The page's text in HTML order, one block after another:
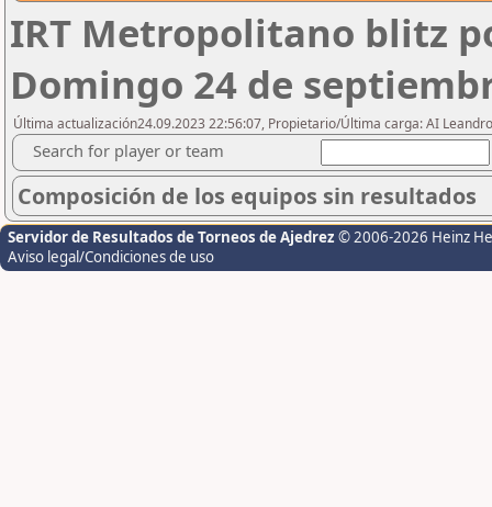
IRT Metropolitano blitz
Domingo 24 de
Última actualización24.09.2023 22:56:07, Propietario/Última carga: AI
Search for player or team
Composición de los equipos sin resultados
Servidor de Resultados de Torneos de Ajedrez © 2006-2026 Heinz
Aviso legal/Condiciones de uso